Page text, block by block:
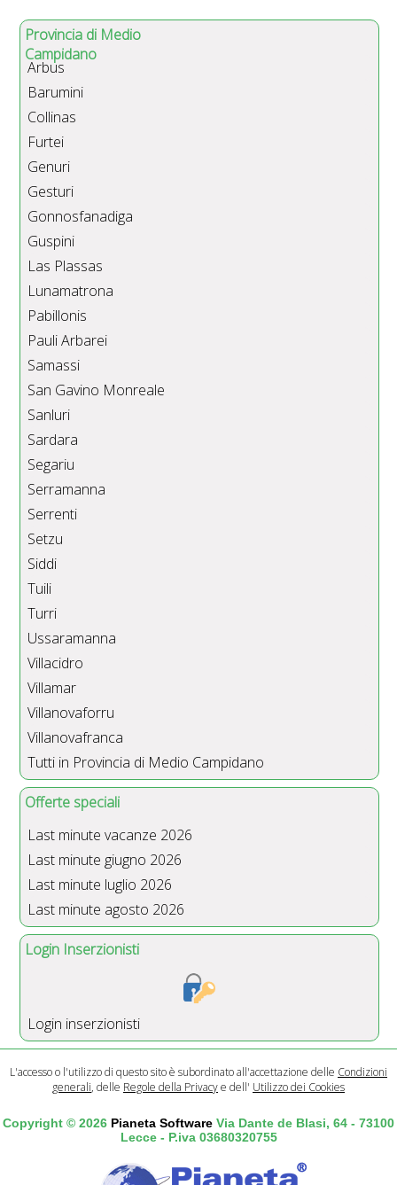
Provincia di Medio
Campidano
Arbus
Barumini
Collinas
Furtei
Genuri
Gesturi
Gonnosfanadiga
Guspini
Las Plassas
Lunamatrona
Pabillonis
Pauli Arbarei
Samassi
San Gavino Monreale
Sanluri
Sardara
Segariu
Serramanna
Serrenti
Setzu
Siddi
Tuili
Turri
Ussaramanna
Villacidro
Villamar
Villanovaforru
Villanovafranca
Tutti in Provincia di Medio Campidano
Offerte speciali
Last minute vacanze 2026
Last minute giugno 2026
Last minute luglio 2026
Last minute agosto 2026
Login Inserzionisti
Login inserzionisti
L'accesso o l'utilizzo di questo sito è subordinato all'accettazione delle Condizioni
generali, delle Regole della Privacye dell' Utilizzo dei Cookies
Copyright © 2026 Pianeta Software Via Dante de Blasi, 64 - 73100
Lecce - P.iva 03680320755